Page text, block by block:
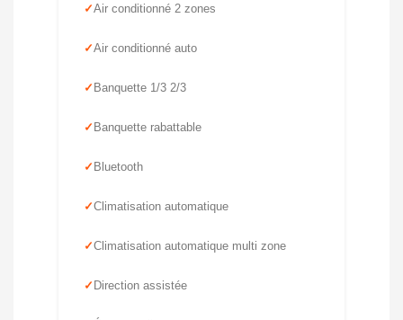
Air conditionné 2 zones
Air conditionné auto
Banquette 1/3 2/3
Banquette rabattable
Bluetooth
Climatisation automatique
Climatisation automatique multi zone
Direction assistée